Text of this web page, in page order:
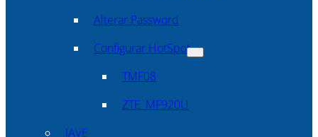
Alterar Password
Configurar HotSpot
TMF08
ZTE_MF920U
IAVE